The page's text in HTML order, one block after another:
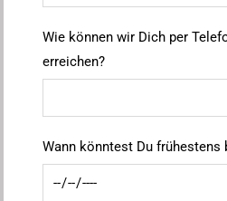
Wie können wir Dich per
erreichen?
Wann könntest Du frühestens